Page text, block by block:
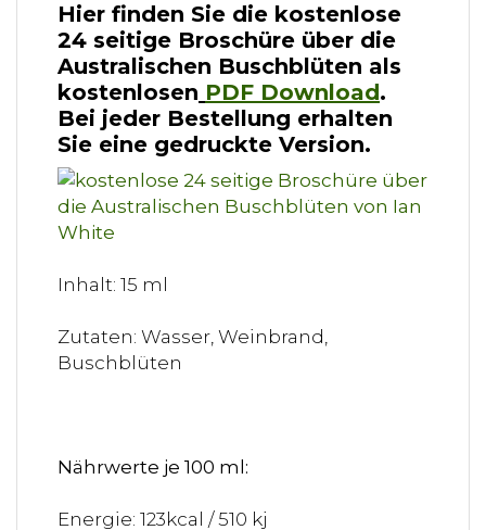
Hier finden Sie die kostenlose
24 seitige Broschüre über die
Australischen Buschblüten als
kostenlosen PDF Download .
Bei jeder Bestellung erhalten
Sie eine gedruckte Version.
Inhalt: 15 ml
Zutaten: Wasser, Weinbrand,
Buschblüten
Nährwerte je 100 ml:
Energie: 123kcal / 510 kj